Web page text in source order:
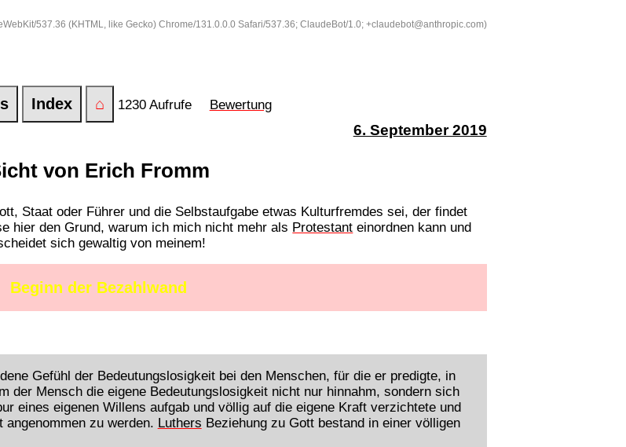
537.36 (KHTML, like Gecko) Chrome/131.0.0.0 Safari/537.36; ClaudeBot/1.0; +claudebot@anthropic.com)
Index ⌂ 1230 Aufrufe Bewertung
6. September 2019
von Erich Fromm
Staat oder Führer und die Selbstaufgabe etwas Kulturfremdes sei, der findet
hier den Grund, warum ich mich nicht mehr als Protestant einordnen kann und
sich gewaltig von meinem!
Beginn der Bezahlwand
Gefühl der Bedeutungslosigkeit bei den Menschen, für die er predigte, in
der Mensch die eigene Bedeutungslosigkeit nicht nur hinnahm, sondern sich
eines eigenen Willens aufgab und völlig auf die eigene Kraft verzichtete und
zu werden. Luthers Beziehung zu Gott bestand in einer völligen